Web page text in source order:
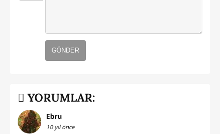
GÖNDER
YORUMLAR:
Ebru
10 yıl önce